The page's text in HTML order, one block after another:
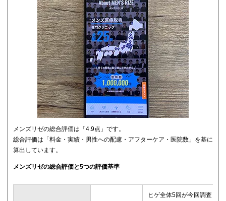
メンズリゼの総合評価は「4.9点」です。
総合評価は「料金・実績・男性への配慮・アフターケア・医院数」を基に
算出しています。
メンズリゼの総合評価と5つの評価基準
ヒゲ全体5回が今回調査し